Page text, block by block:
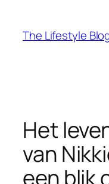
The Lifestyle
Het
van
een blik